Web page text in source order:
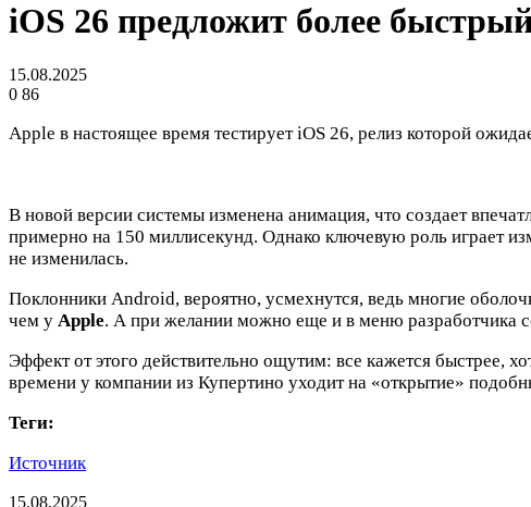
iOS 26 предложит более
15.08.2025
0 86
Apple в настоящее время тестирует iOS 26, релиз которой
В новой версии системы изменена анимация, что создает
примерно на 150 миллисекунд. Однако ключевую роль играет
не изменилась.
Поклонники Android, вероятно, усмехнутся, ведь многие
чем у Apple. А при желании можно еще и в меню разработчика
Эффект от этого действительно ощутим: все кажется быстрее,
времени у компании из Купертино уходит на «открытие»
Теги:
Источник
15.08.2025